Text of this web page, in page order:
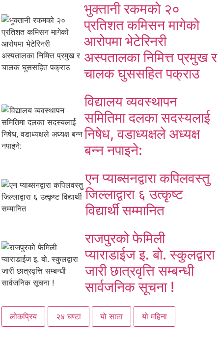
भुक्तानी रकमको २०
प्रतिशत कमिसन मागेको
आरोपमा भेटेरिनरी
अस्पतालका निमित्त प्रमुख र
चालक घुससहित पक्राउ
विद्यालय व्यवस्थापन
समितिमा दलका सदस्यलाई
निषेध, वडाध्यक्षले अध्यक्ष
बन्न नपाइने:
एन प्याब्सनद्वारा कपिलवस्तु
जिल्लाद्वारा ६ उत्कृष्ट
विद्यार्थी सम्मानित
राजपुरको फेमिली
प्याराडाईज इ. बो. स्कुलद्वारा
जारी छात्रवृत्ति सम्बन्धी
सार्वजनिक सूचना !
लोकप्रिय २४ घण्टा यो साता यो महिना